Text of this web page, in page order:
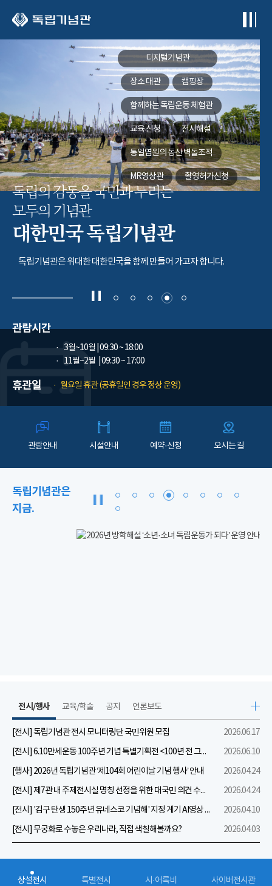
디지털기념관
장소 대관 캠핑장
함께하는독립운동 체험관
교육 신청 전시해설
통일염원의 동산벽돌조적
MR영상관 촬영허가신청
독립의 감동을 국민과 누리는
모두의 기념관
대한민국 독립기념관
독립기념관은 위대한 대한민국을 함께 만들어 가고자 합니다.
관람시간
3월~10월 | 09:30 ~ 18:00
11월~2월
| 09:30 ~ 17:00
휴관일 월요일 휴관 (공휴일인 경우 정상 운영)
관람안내 시설안내 예약·신청 오시는 길
독립기념관은
지금.
전시/행사
[전시] 독립기념관 전시 모니터링단 국민위원 모집
2026.06.17
[전시] 6.10만세운동 100주년 기념 특별기획전 <100년 전 그날을 보다: 6.10만세운동>
2026.06.10
[행사] 2026년 독립기념관 ‘제104회 어린이날 기념 행사’ 안내
2026.04.24
[전시] 제7관 내 주제전시실 명칭 선정을 위한 대국민 의견 수렴 실시
2026.04.24
[전시] '김구 탄생 150주년 유네스코 기념해' 지정 계기 AI영상 국민공모 개최 안내
2026.04.10
[전시] 무궁화로 수놓은 우리나라, 직접 색칠해볼까요?
2026.04.03
교육/학술 공지 언론보도
상설전시 특별전시 시·어록비 사이버전시관